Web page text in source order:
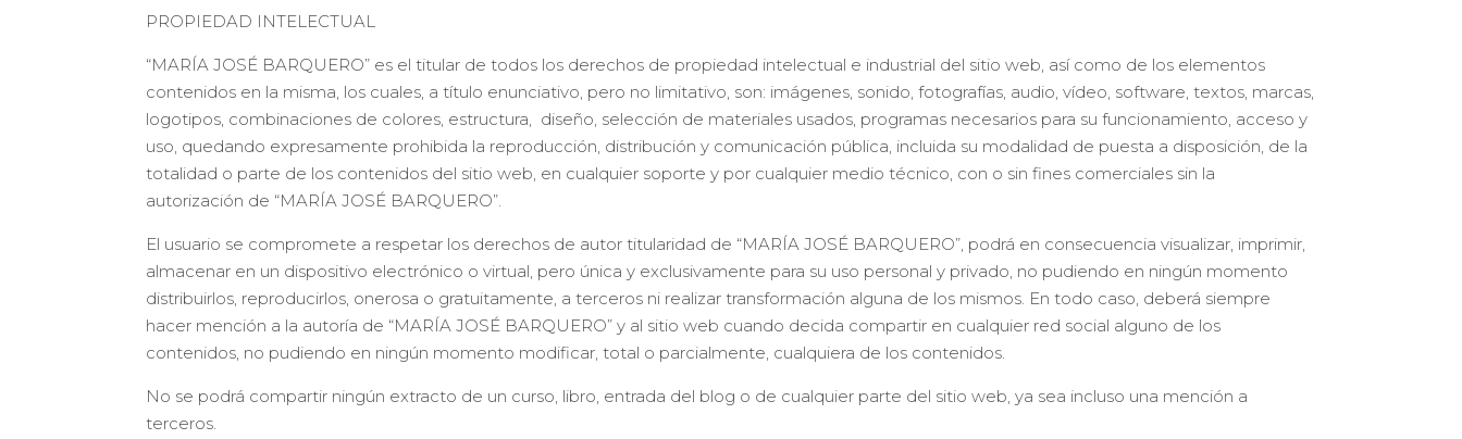
PROPIEDAD INTELECTUAL
“MARÍA JOSÉ BARQUERO” es el titular de todos los derechos de propiedad intelectual e industrial del sitio web, así como de los elementos
contenidos en la misma, los cuales, a título enunciativo, pero no limitativo, son: imágenes, sonido, fotografías, audio, vídeo, software, textos, marcas,
logotipos, combinaciones de colores, estructura, diseño, selección de materiales usados, programas necesarios para su funcionamiento, acceso y
uso, quedando expresamente prohibida la reproducción, distribución y comunicación pública, incluida su modalidad de puesta a disposición, de la
totalidad o parte de los contenidos del sitio web, en cualquier soporte y por cualquier medio técnico, con o sin fines comerciales sin la
autorización de “MARÍA JOSÉ BARQUERO”.
El usuario se compromete a respetar los derechos de autor titularidad de “MARÍA JOSÉ BARQUERO”, podrá en consecuencia visualizar, imprimir,
almacenar en un dispositivo electrónico o virtual, pero única y exclusivamente para su uso personal y privado, no pudiendo en ningún momento
distribuirlos, reproducirlos, onerosa o gratuitamente, a terceros ni realizar transformación alguna de los mismos. En todo caso, deberá siempre
hacer mención a la autoría de “MARÍA JOSÉ BARQUERO” y al sitio web cuando decida compartir en cualquier red social alguno de los
contenidos, no pudiendo en ningún momento modificar, total o parcialmente, cualquiera de los contenidos.
No se podrá compartir ningún extracto de un curso, libro, entrada del blog o de cualquier parte del sitio web, ya sea incluso una mención a
terceros.